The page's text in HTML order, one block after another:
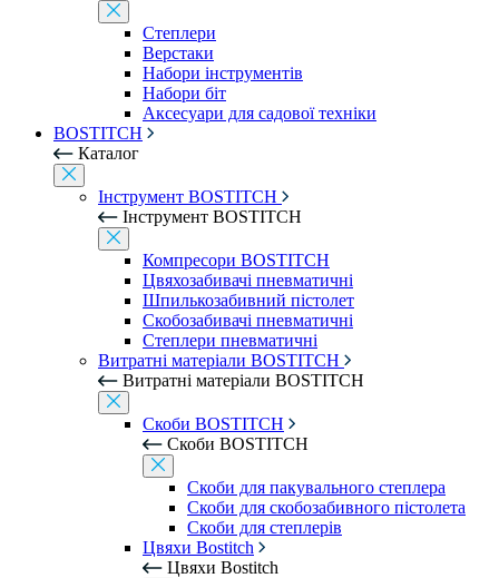
Степлери
Верстаки
Набори інструментів
Набори біт
Аксесуари для садової техніки
BOSTITCH
Каталог
Інструмент BOSTITCH
Інструмент BOSTITCH
Компресори BOSTITCH
Цвяхозабивачі пневматичні
Шпилькозабивний пістолет
Скобозабивачі пневматичні
Степлери пневматичні
Витратні матеріали BOSTITCH
Витратні матеріали BOSTITCH
Скоби BOSTITCH
Скоби BOSTITCH
Скоби для пакувального степлера
Скоби для скобозабивного пістолета
Скоби для степлерів
Цвяхи Bostitch
Цвяхи Bostitch